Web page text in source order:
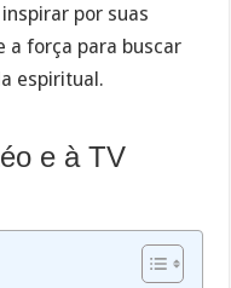
por suas
a força para buscar
espiritual.
e à TV